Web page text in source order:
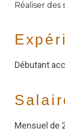
Réaliser des
Débutant
Mensuel de